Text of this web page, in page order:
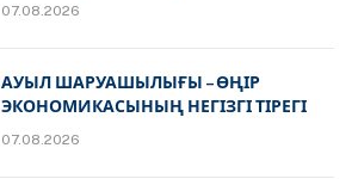
07.08.2026
АУЫЛ ШАРУАШЫЛЫҒЫ – ӨҢІР
ЭКОНОМИКАСЫНЫҢ НЕГІЗГІ ТІРЕГІ
07.08.2026